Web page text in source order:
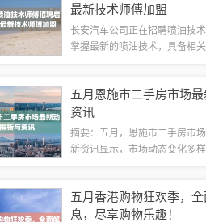
最新技术师傅加盟
长安汽车公司正在招聘喷油技
掌握最新的喷油技术，具备相
月，有意者请尽快申请。招聘
五月恩施市二手房市场
资讯
摘要：五月，恩施市二手房市
新资讯显示，市场动态变化多
析，提供最新资讯和市场趋势
做...
五月香港购物狂欢季，
息，尽享购物乐趣！